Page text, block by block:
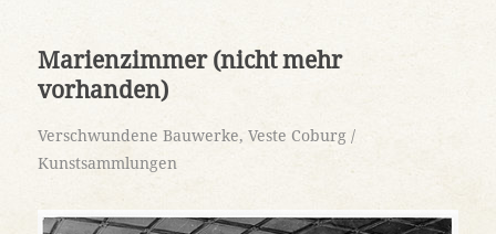
Marienzimmer (nicht mehr
vorhanden)
Verschwundene Bauwerke, Veste Coburg /
Kunstsammlungen